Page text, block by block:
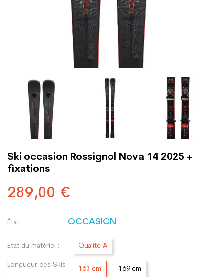
Ski occasion Rossignol Nova 14 2025 +
fixations
289,00 €
État : OCCASION
Etat du matériel : Qualité A
Longueur des Skis
:
163 cm 169 cm